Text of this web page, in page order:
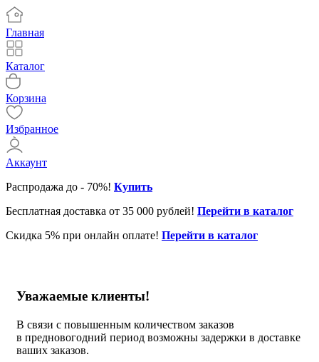
Главная
Каталог
Корзина
Избранное
Аккаунт
Распродажа до - 70%! Купить
Бесплатная доставка от 35 000 рублей! Перейти в каталог
Скидка 5% при онлайн оплате! Перейти в каталог
Уважаемые клиенты!
В связи с повышенным количеством заказов
в предновогодний период возможны задержки в доставке
ваших заказов.